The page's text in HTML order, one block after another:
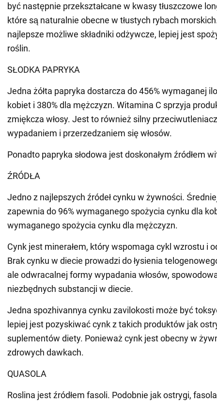
być następnie przekształcane w kwasy tłuszczowe
które są naturalnie obecne w tłustych rybach
najlepsze możliwe składniki odżywcze, lepiej jest
roślin.
SŁODKA PAPRYKA
Jedna żółta papryka dostarcza do 456% wymaganej
kobiet i 380% dla mężczyzn. Witamina C sprzyja
zmiękcza włosy. Jest to również silny
wypadaniem i przerzedzaniem się włosów.
Ponadto papryka słodowa jest doskonałym źródłem
ŹRÓDŁA
Jedno z najlepszych źródeł cynku w żywności.
zapewnia do 96% wymaganego spożycia cynku dla
wymaganego spożycia cynku dla mężczyzn.
Cynk jest minerałem, który wspomaga cykl wzrostu i
Brak cynku w diecie prowadzi do łysienia
ale odwracalnej formy wypadania włosów,
niezbędnych substancji w diecie.
Jedna spozhivannya cynku zavilokosti może być
lepiej jest pozyskiwać cynk z takich produktów jak
suplementów diety. Ponieważ cynk jest obecny w
zdrowych dawkach.
QUASOLA
Roslina jest źródłem fasoli. Podobnie jak ostrygi,